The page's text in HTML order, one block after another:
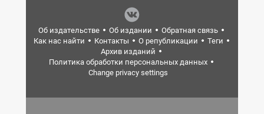
Об издательстве Об издании
Обратная связь
Как нас найти
Контакты О републикации
Теги
Архив изданий
Политика обработки персональных данных
Change privacy settings